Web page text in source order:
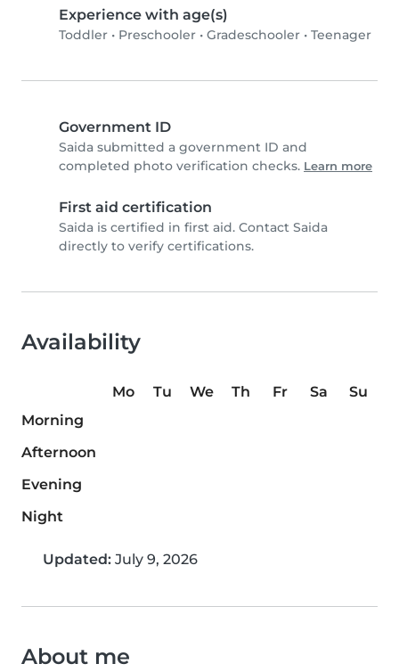
Experience with age(s)
Toddler • Preschooler • Gradeschooler • Teenager
Government ID
Saida submitted a government ID and
completed photo verification checks. Learn more
First aid certification
Saida is certified in first aid. Contact Saida
directly to verify certifications.
Availability
Mo Tu We Th Fr Sa
Su
Morning
Afternoon
Evening
Night
Updated: July 9, 2026
About me